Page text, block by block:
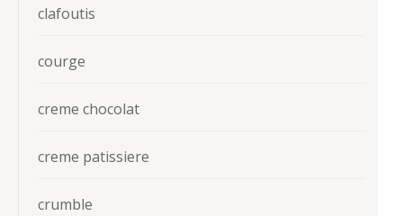
clafoutis
courge
creme chocolat
creme patissiere
crumble